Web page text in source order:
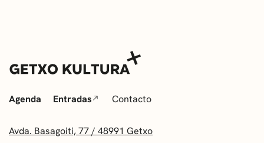
Agenda Entradas Contacto
Avda. Basagoiti, 77 / 48991 Getxo